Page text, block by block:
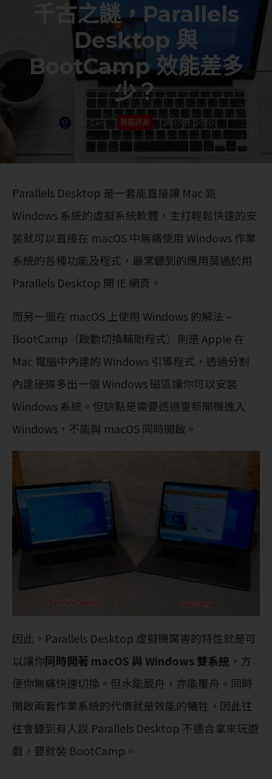
千古之謎，Parallels
Desktop 與
BootCamp 效能差多
少？
Lin Gary · 開箱評測 · 28 10 月, 2020
Parallels Desktop 是一套能直接讓 Mac 跑
Windows 系統的虛擬系統軟體，主打輕鬆快速的安
裝就可以直接在 macOS 中無痛使用 Windows 作業
系統的各種功能及程式，最常聽到的應用莫過於用
Parallels Desktop 開 IE 網頁。
而另一個在 macOS 上使用 Windows 的解法 –
BootCamp（啟動切換輔助程式）則是 Apple 在
Mac 電腦中內建的 Windows 引導程式，透過分割
內建硬碟多出一個 Windows 磁區讓你可以安裝
Windows 系統。但缺點是需要透過重新開機進入
Windows，不能與 macOS 同時開啟。
因此，Parallels Desktop 虛擬機厲害的特性就是可
以讓你同時開著 macOS 與 Windows 雙系統 ，方
便你無痛快速切換。但水能載舟，亦能覆舟。同時
開啟兩套作業系統的代價就是效能的犧牲，因此往
往會聽到有人說 Parallels Desktop 不適合拿來玩遊
戲，要就裝 BootCamp。